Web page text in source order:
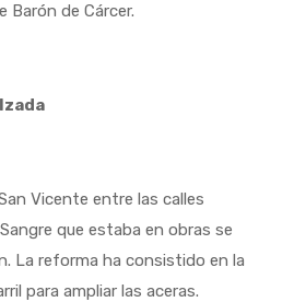
Barón de Cárcer.
Vicente entre las calles
que estaba en obras se
La reforma ha consistido en la
para ampliar las aceras.